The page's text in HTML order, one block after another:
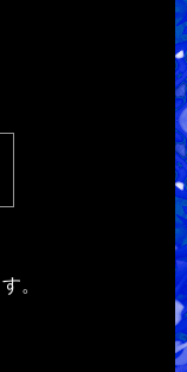
。